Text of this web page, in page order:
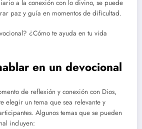
a la conexión con lo divino, se puede
paz y guía en momentos de dificultad.
¿Cómo te ayuda en tu vida
en un devocional
de reflexión y conexión con Dios,
elegir un tema que sea relevante y
Algunos temas que se pueden
incluyen: